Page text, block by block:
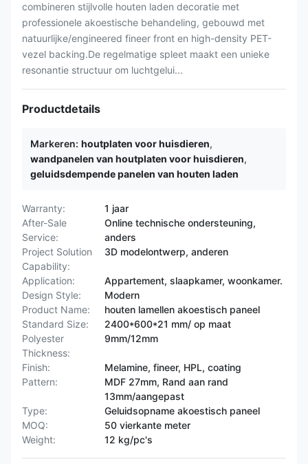
combineren stijlvolle houten laden decoratie met
professionele akoestische behandeling, gebouwd met
natuurlijke/engineered fineer front en high-density PET-
vezel backing.De regelmatige spleet maakt een unieke
resonantie structuur om luchtgelui...
Productdetails
Markeren: houtplaten voor huisdieren,
wandpanelen van houtplaten voor huisdieren,
geluidsdempende panelen van houten laden
Warranty:
1 jaar
After-Sale
Service:
Online technische ondersteuning,
anders
Project Solution
Capability:
3D modelontwerp, anderen
Application:
Appartement, slaapkamer, woonkamer.
Design Style:
Modern
Product Name:
houten lamellen akoestisch paneel
Standard Size:
2400*600*21 mm/ op maat
Polyester
Thickness:
9mm/12mm
Finish:
Melamine, fineer, HPL, coating
Pattern:
MDF 27mm, Rand aan rand
13mm/aangepast
Type:
Geluidsopname akoestisch paneel
MOQ:
50 vierkante meter
Weight:
12 kg/pc's